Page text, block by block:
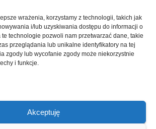
wrażenia, korzystamy z technologii, takich jak
i/lub uzyskiwania dostępu do informacji o
technologie pozwoli nam przetwarzać dane, takie
przeglądania lub unikalne identyfikatory na tej
zgody lub wycofanie zgody może niekorzystnie
i funkcje.
Akceptuję
Straż
w Hopowie
pożary, aktualności